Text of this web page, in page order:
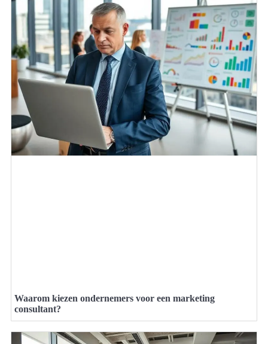
Waarom kiezen ondernemers voor een marketing
consultant?